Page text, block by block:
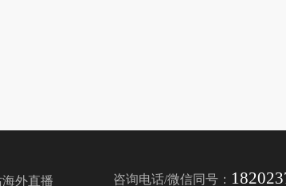
外直播 咨询电话/微信同号：